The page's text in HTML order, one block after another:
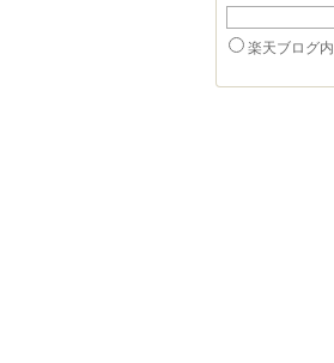
楽天ブログ内